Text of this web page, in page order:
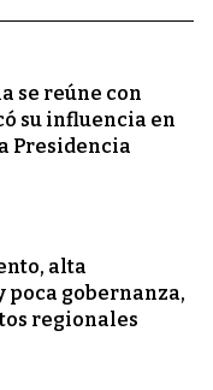
se reúne con
su influencia en
Presidencia
alta
poca gobernanza,
regionales